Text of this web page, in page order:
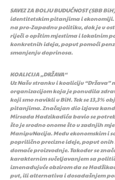
SAVEZ ZA BOLJU BUDUĆNOST (SBB
identitetskim pitanjima i ekonomiji.
na pro-Zapadnu politiku, dok je u
riječi o opštim mjestima i lokalnim
konkretnih ideja, poput pomoći
smanjenju doprinosa.
KOALICIJA „DRŽAVA“
Uz Našu stranku i koaliciju
organizacijom koja je ponudila
koji smo navikli u BiH. Tek se 13,3%
pitanjima. Značajan dio izjava
Mirsada Hadzikadića bavio se
što je srodno onome što u zadnjih
ManipuNacija. Među ekonomskim i
poprilično precizne ideje, poput
domaće proizvodnje. Također se
karakternim sučeljavanjem sa
iznenađujuće obzirom da se
put, ili alternativa i dosadašnjem